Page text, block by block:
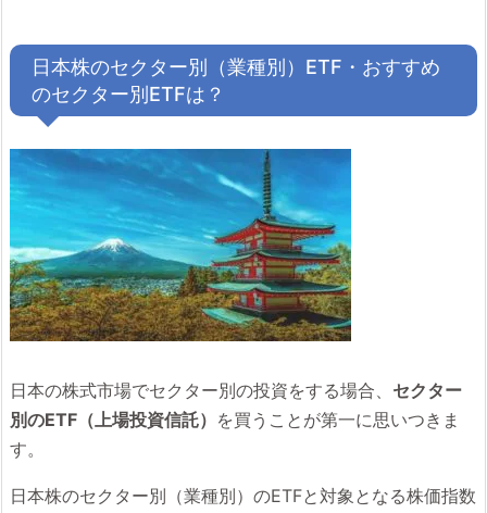
日本株のセクター別（業種別）ETF・おすすめ
のセクター別ETFは？
日本の株式市場でセクター別の投資をする場合、 セクター
別のETF（上場投資信託） を買うことが第一に思いつきま
す。
日本株のセクター別（業種別）のETFと対象となる株価指数